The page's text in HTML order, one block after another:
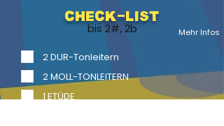
Check-List
bis 2#, 2b Mehr Infos
2 DUR-Tonleitern
2 MOLL-TONLEITERN
1 ETÜDE